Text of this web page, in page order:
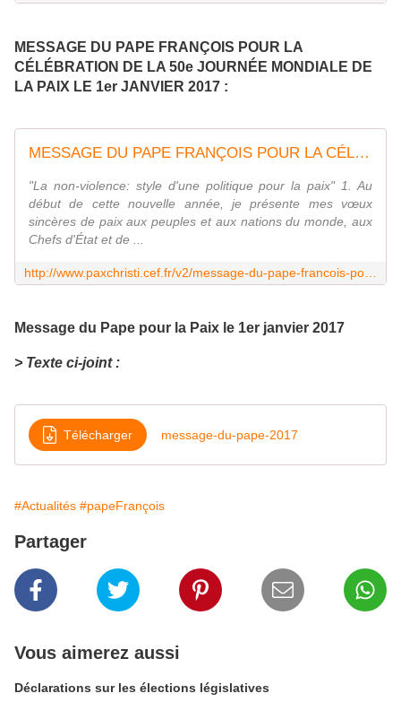
MESSAGE DU PAPE FRANÇOIS POUR LA
CÉLÉBRATION DE LA 50e JOURNÉE MONDIALE DE
LA PAIX LE 1er JANVIER 2017 :
MESSAGE DU PAPE FRANÇOIS POUR LA CÉLÉBRATION DE LA 50e JOURNÉE MONDIALE DE LA PAIX
"La non-violence: style d'une politique pour la paix" 1. Au
début de cette nouvelle année, je présente mes vœux
sincères de paix aux peuples et aux nations du monde, aux
Chefs d'État et de ...
Message du Pape pour la Paix le 1er janvier 2017
> Texte ci-joint :
Télécharger message-du-pape-2017
#Actualités #papeFrançois
Partager
Vous aimerez aussi
Déclarations sur les élections législatives